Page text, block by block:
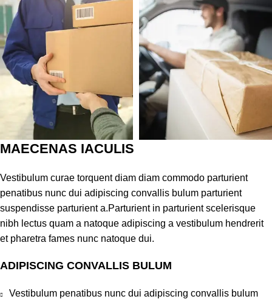
MAECENAS IACULIS
Vestibulum curae torquent diam diam commodo parturient
penatibus nunc dui adipiscing convallis bulum parturient
suspendisse parturient a.Parturient in parturient scelerisque
nibh lectus quam a natoque adipiscing a vestibulum hendrerit
et pharetra fames nunc natoque dui.
ADIPISCING CONVALLIS BULUM
Vestibulum penatibus nunc dui adipiscing convallis bulum